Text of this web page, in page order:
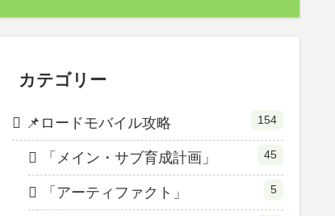
カテゴリー
📌ロードモバイル攻略 154
「メイン・サブ育成計画」 45
「アーティファクト」 5